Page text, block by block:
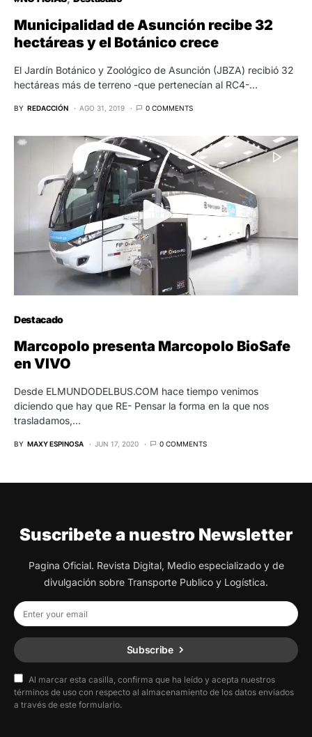
Municipalidad de Asunción recibe 32
hectáreas y el Botánico crece
El Jardín Botánico y Zoológico de Asunción (JBZA) recibió 32
hectáreas más de terreno -que pertenecían al RC4-…
BY REDACCIÓN AGO 31, 2019 0 COMMENTS
Destacado
Marcopolo presenta Marcopolo BioSafe
en VIVO
Desde ELMUNDODELBUS.COM hace tiempo venimos
diciendo que hay que RE- Pensar la forma en la que nos
trasladamos,…
BY MAXY ESPINOSA JUN 17, 2020 0 COMMENTS
Suscribete a nuestro Newsletter
Pagina Oficial. Revista Digital, Medio especializado y de
divulgación sobre Transporte Publico y Logística.
Subscribe
Al marcar esta casilla, confirma que ha leído y acepta nuestros
términos de uso con respecto al almacenamiento de los datos enviados
a través de este formulario.